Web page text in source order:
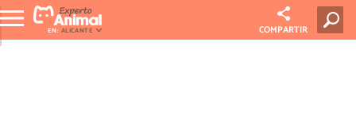
EN: ALICANTE COMPARTIR